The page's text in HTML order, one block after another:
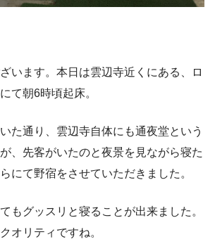
います。本日は雲辺寺近くにある、ロ
て朝6時頃起床。
た通り、雲辺寺自体にも通夜堂という
、先客がいたのと夜景を見ながら寝た
にて野宿をさせていただきました。
もグッスリと寝ることが出来ました。
オリティですね。